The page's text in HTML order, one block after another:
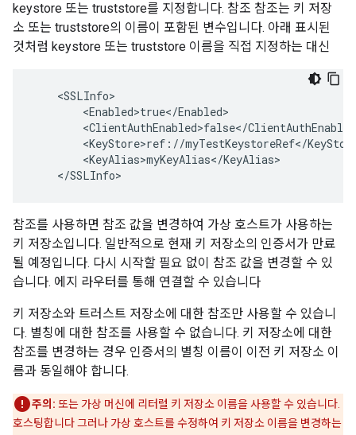
keystore 또는 truststore를 지정합니다. 참조 참조는 키 저장
소 또는 truststore의 이름이 포함된 변수입니다. 아래 표시된
것처럼 keystore 또는 truststore 이름을 직접 지정하는 대신
    <SSLInfo>
        <Enabled>true</Enabled>
<ClientAuthEnabled>false</
<KeyStore>ref://myTestKeystoreRef</
        <KeyAlias>myKeyAlias</KeyAlias>
    </SSLInfo>
참조를 사용하면 참조 값을 변경하여 가상 호스트가 사용하는
키 저장소입니다. 일반적으로 현재 키 저장소의 인증서가 만료
될 예정입니다. 다시 시작할 필요 없이 참조 값을 변경할 수 있
습니다. 에지 라우터를 통해 연결할 수 있습니다
키 저장소와 트러스트 저장소에 대한 참조만 사용할 수 있습니
다. 별칭에 대한 참조를 사용할 수 없습니다. 키 저장소에 대한
참조를 변경하는 경우 인증서의 별칭 이름이 이전 키 저장소 이
름과 동일해야 합니다.
주의: 또는 가상 머신에 리터럴 키 저장소 이름을 사용할 수 있습니다.
호스팅합니다 그러나 가상 호스트를 수정하여 키 저장소 이름을 변경하는